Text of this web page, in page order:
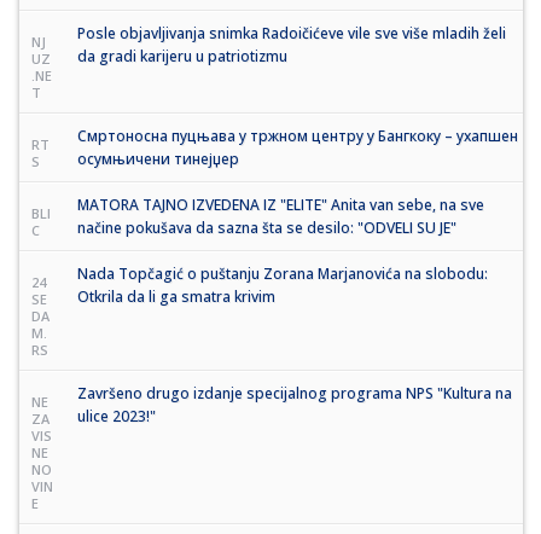
NJ
UZ
.NE
T
Posle objavljivanja snimka Radoičićeve vile sve više mladih želi
da gradi karijeru u patriotizmu
RT
S
Смртоносна пуцњава у тржном центру у Бангкоку – ухапшен
осумњичени тинејџер
BLI
C
MATORA TAJNO IZVEDENA IZ "ELITE" Anita van sebe, na sve
načine pokušava da sazna šta se desilo: "ODVELI SU JE"
24
SE
DA
M.
RS
Nada Topčagić o puštanju Zorana Marjanovića na slobodu:
Otkrila da li ga smatra krivim
NE
ZA
VIS
NE
NO
VIN
E
Završeno drugo izdanje specijalnog programa NPS "Kultura na
ulice 2023!"